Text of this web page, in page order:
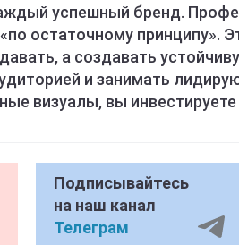
успешный бренд.
остаточному принципу».
а создавать
и занимать
визуалы, вы
Подписывайтесь
на наш канал
Телеграм